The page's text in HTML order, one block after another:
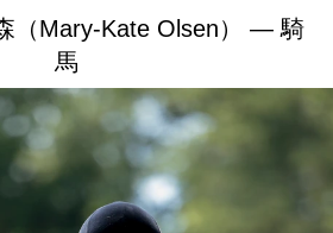
（Mary-Kate Olsen） — 騎
馬